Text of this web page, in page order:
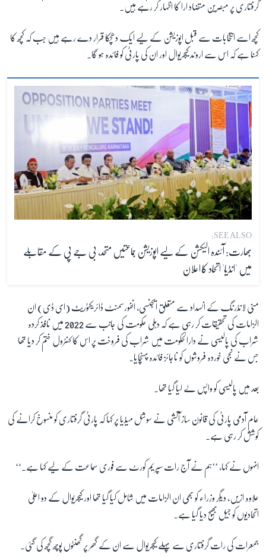
گرفتاری پر مبصرین متضاد ارا کا اظہار کر رہے ہیں۔
کچھ اسے انتخابات سے قبل اپوزیشن کے لیے ایک دھچکا قرار دے رہے ہیں جب کہ کچھ کا
کہنا ہے کہ اس سے اروند کیجریوال اور ان کی پارٹی کو فائدہ ہو گا۔
SEE ALSO:
بھارت: آئندہ الیکشن کے لیے اپوزیشن جماعتیں متحد، بی جے پی کے مقابلے
میں 'انڈیا' اتحاد کا اعلان
منی لانڈرنگ کے انسداد سے متعلق ایجنسی، انفورسمنٹ ڈائریکٹوریٹ (ای ڈی) ان
الزامات کی تحقیقات کر رہی ہے کہ دہلی حکومت کی جانب سے 2022 میں نافذ کردہ
شراب کی پالیسی نے دارالحکومت میں شراب کی فروخت پر اس کا کنٹرول ختم کر دیا تھا
جس نے نجی خوردہ فروشوں کو ناجائز فائدہ پہنچایا۔
بعد میں پالیسی کو واپس لے لیا گیا تھا۔
عام آدمی پارٹی کی قانون ساز آتشی نے سوشل میڈیا پر کہا کہ پارٹی گرفتاری کو منسوخ کرانے کی
کوشش کر رہی ہے۔
انہوں نے کہا، ’’ہم نے آج رات سپریم کورٹ سے فوری سماعت کے لیے کہا ہے۔‘‘
علاوہ ازیں، دیگر وزراء کو بھی ان الزامات میں شامل کیا گیا تھا اور کیجریوال کے دو اعلیٰ
اتحادیوں کو جیل بھیج دیا گیا ہے۔
جمعرات کی رات گرفتاری سے پہلے کیجریوال سے ان کے گھر پر گھنٹوں پوچھ گچھ کی گئی۔